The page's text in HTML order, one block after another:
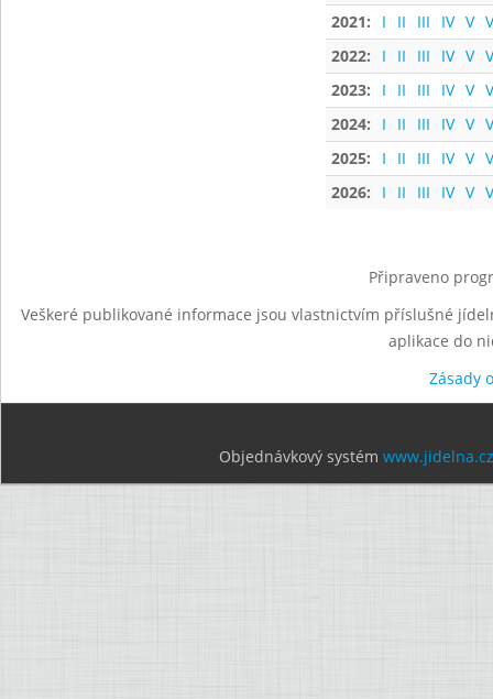
2021: I II III IV V
2022:
I II III IV V
2023:
I II III IV V
2024:
I II III IV V
2025:
I II III IV V
2026:
I II III IV V
Připraveno
Veškeré publikované informace jsou vlastnictvím příslušné
aplikace do
Zásady
Objednávkový systém www.jidelna.cz